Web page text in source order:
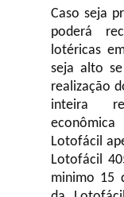
Caso seja
poderá
lotéricas
seja alto
realização
inteira
Lotofácil
Lotofácil
minimo 15